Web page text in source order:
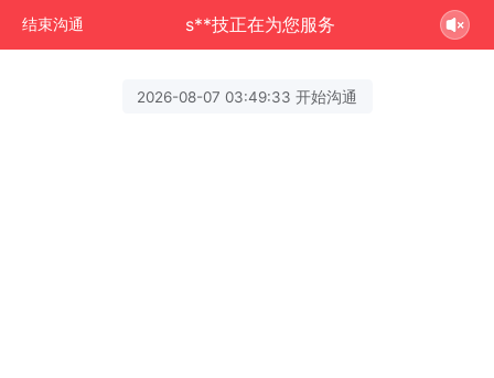
结束沟通 s**技正在为您服务
2026-08-07 03:49:33 开始沟通